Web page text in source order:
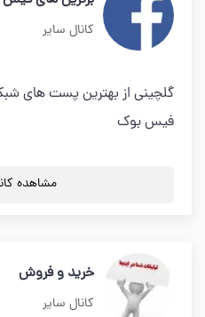
کانال سایر
گلچینی از بهترین پست های
فیس بوک
مشاهده
خرید و فروش
کانال سایر